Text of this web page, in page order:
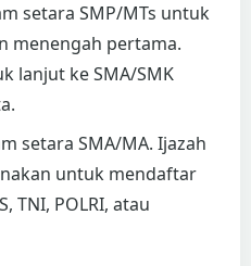
setara SMP/MTs untuk
menengah pertama.
lanjut ke SMA/SMK
setara SMA/MA. Ijazah
untuk mendaftar
TNI, POLRI, atau